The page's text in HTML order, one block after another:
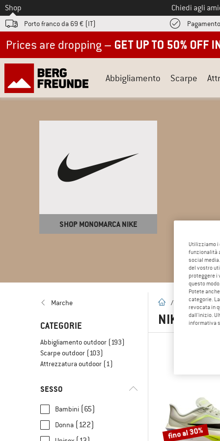
Allo
Shop Chiedi agli
Porto franco da 69 € (IT)
Abbigliamento Scarpe
SHOP MONOMARCA NIKE
Marche
CATEGORIE
Abbigliamento outdoor (193)
Scarpe outdoor (103)
Attrezzatura outdoor (1)
SESSO
Bambini (65)
Donna (122)
pagina iniziale
/ Marche /
NIKE (297)
fino al 30%
Utilizziamo i
funzionalità
social
del vostro
proteggere i
questo modo.
Potete
categorie.
revocata in
dall'inizio.
informativa